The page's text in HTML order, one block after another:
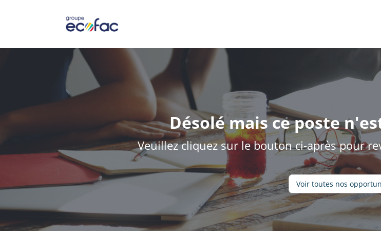
Désolé mais ce poste
Veuillez cliquez sur le bouton ci-après pour
Voir toutes nos